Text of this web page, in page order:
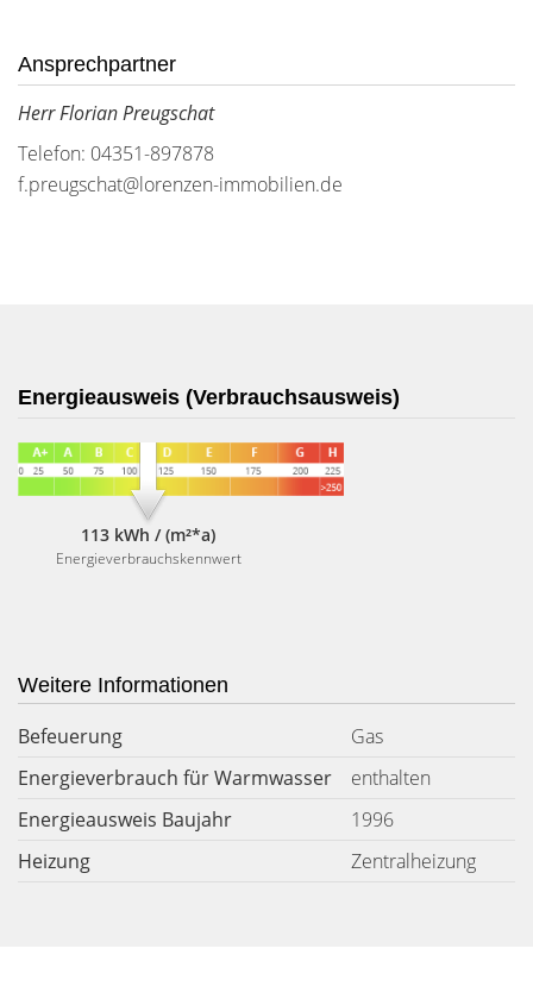
Ansprechpartner
Herr Florian Preugschat
Telefon: 04351-897878
f.preugschat@lorenzen-immobilien.de
Energieausweis (Verbrauchsausweis)
113 kWh / (m²*a)
Energieverbrauchskennwert
Weitere Informationen
Befeuerung
Gas
Energieverbrauch für Warmwasser
enthalten
Energieausweis Baujahr
1996
Heizung
Zentralheizung